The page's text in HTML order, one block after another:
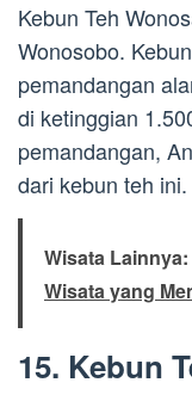
Kebun Teh
Wonosobo.
pemandangan
di ketinggian
pemandangan,
dari kebun teh ini.
Wisata Lainnya:
Wisata yang
15. Kebun